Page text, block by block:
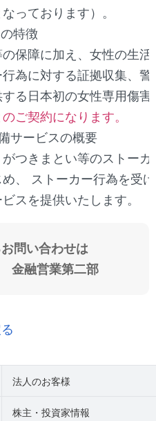
っております）。
特徴
保障に加え、女性の生
為に対する証拠収集、
る日本初の女性専用傷害
ご契約になります。
サービスの概要
つきまとい等のストー
め、 ストーカー行為を受
スを提供いたします。
問い合わせは
金融営業第二部
法人のお客様
株主・投資家情報